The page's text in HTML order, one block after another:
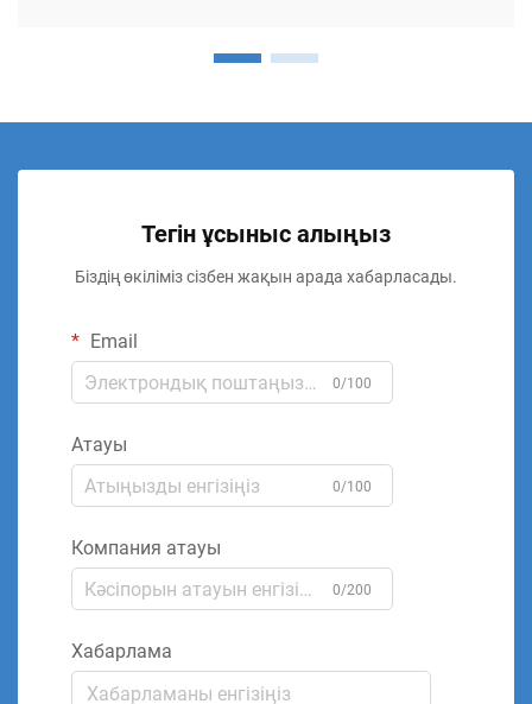
Тегін ұсыныс алыңыз
Біздің өкіліміз сізбен жақын арада хабарласады.
Email
0/100
Атауы
0/100
Компания атауы
0/200
Хабарлама